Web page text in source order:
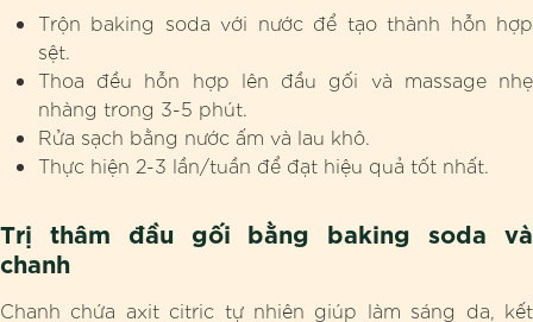
Trộn baking soda với nước để tạo thành hỗn hợp
sệt.
Thoa đều hỗn hợp lên đầu gối và massage nhẹ
nhàng trong 3-5 phút.
Rửa sạch bằng nước ấm và lau khô.
Thực hiện 2-3 lần/tuần để đạt hiệu quả tốt nhất.
Trị thâm đầu gối bằng baking soda và
chanh
Chanh chứa axit citric tự nhiên giúp làm sáng da, kết